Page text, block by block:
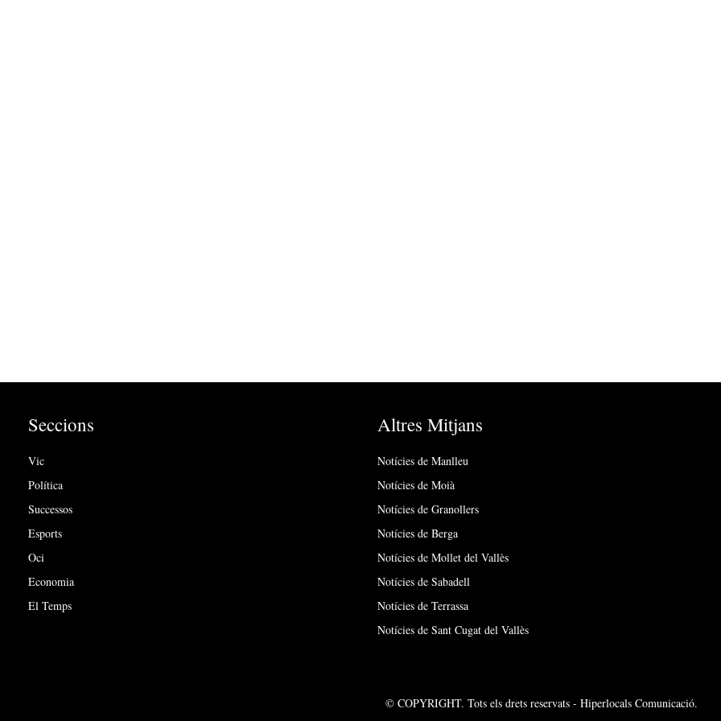
Seccions
Vic
Política
Successos
Esports
Oci
Economia
El Temps
Altres Mitjans
Notícies de Manlleu
Notícies de Moià
Notícies de Granollers
Notícies de Berga
Notícies de Mollet del Vallès
Notícies de Sabadell
Notícies de Terrassa
Notícies de Sant Cugat del Vallès
© COPYRIGHT. Tots els drets reservats - Hiperlocals Comunicació.